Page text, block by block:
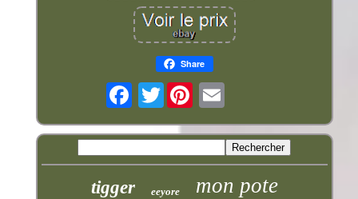
Share
Twitter
tigger eeyore mon pote